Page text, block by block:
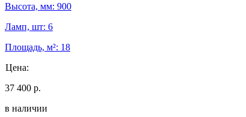
Высота, мм: 900
Ламп, шт: 6
Площадь, м²: 18
Цена:
37 400 р.
в наличии